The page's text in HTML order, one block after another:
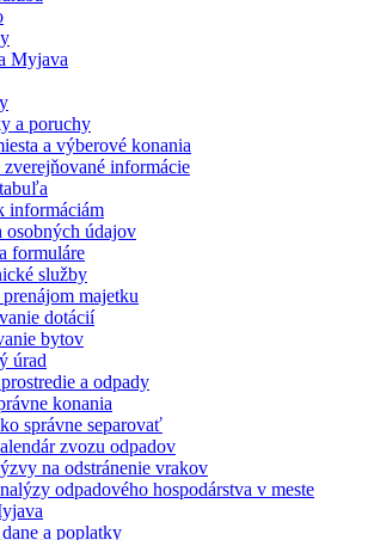
Myjava
a poruchy
a výberové konania
informácie
informáciám
osobných údajov
formuláre
služby
prenájom majetku
dotácií
bytov
úrad
a odpady
konania
správne separovať
zvozu odpadov
na odstránenie vrakov
odpadového hospodárstva v meste
a poplatky